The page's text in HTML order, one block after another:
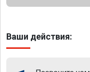
Ваши действия: